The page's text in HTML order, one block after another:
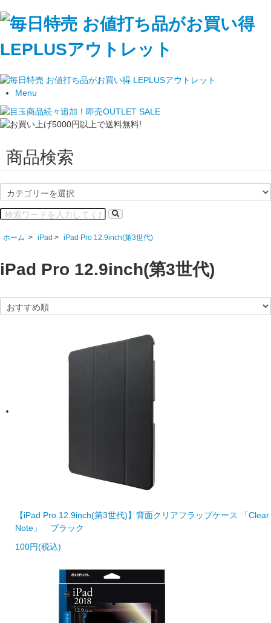
Menu
商品検索
ホーム > iPad > iPad Pro 12.9inch(第3世代)
iPad Pro 12.9inch(第3世代)
【iPad Pro 12.9inch(第3世代)】背面クリアフラップケース 「Clear
Note」 ブラック
100円(税込)